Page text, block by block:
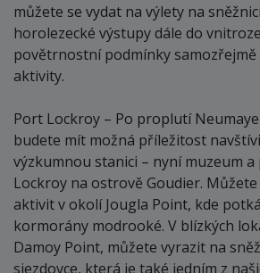
můžete se vydat na výlety na
horolezecké výstupy dále do
povětrnostní podmínky
aktivity.
Port Lockroy – Po proplutí
budete mít možná příležitost
výzkumnou stanici – nyní muzeum
Lockroy na ostrově Goudier.
aktivit v okolí Jougla Point, kde
kormorány modrooké. V blízkých
Damoy Point, můžete vyrazit na
sjezdovce, která je také jedním z